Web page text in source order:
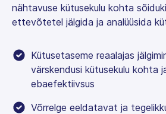
nähtavuse kütusekulu kohta
ettevõtetel jälgida ja analüüsida
Kütusetaseme reaalajas
värskendusi kütusekulu kohta
ebaefektiivsus
Võrrelge eeldatavat ja